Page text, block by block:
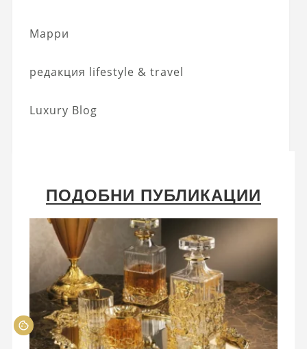
Марри
редакция lifestyle & travel
Luxury Blog
ПОДОБНИ ПУБЛИКАЦИИ